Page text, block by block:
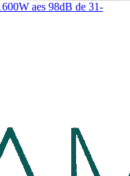
aes 98dB de 31-